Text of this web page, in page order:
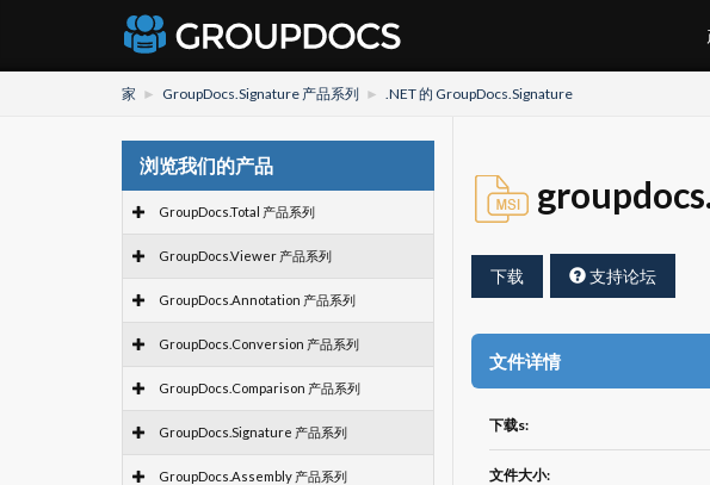
家 GroupDocs.Signature 产品系列 .NET 的 GroupDocs.Signature
浏览我们的产品
GroupDocs.Total 产品系列
GroupDocs.Viewer 产品系列
GroupDocs.Annotation 产品系列
GroupDocs.Conversion 产品系列
GroupDocs.Comparison 产品系列
GroupDocs.Signature 产品系列
GroupDocs.Assembly 产品系列
下载 支持论坛
文件详情
下载s:
文件大小: